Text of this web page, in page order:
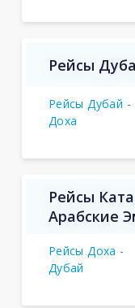
Рейсы
Рейсы Дубай -
Доха
Рейсы
Арабские
Рейсы Доха -
Дубай